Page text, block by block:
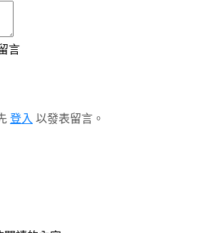
言
登入 以發表留言。